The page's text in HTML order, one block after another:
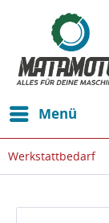
Menü
Werkstattbedarf